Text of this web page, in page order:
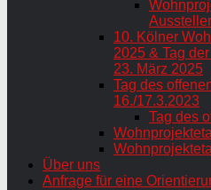
10. Kölner
2025 & Tag
23. März 2025
Tag des
16./17.3.2023
Tag des
Über uns
Anfrage für eine